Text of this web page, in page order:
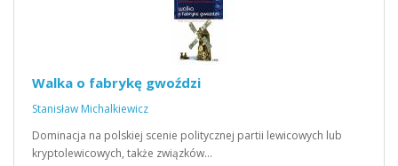
Walka o fabrykę gwoździ
Stanisław Michalkiewicz
Dominacja na polskiej scenie politycznej partii lewicowych lub
kryptolewicowych, także związków…